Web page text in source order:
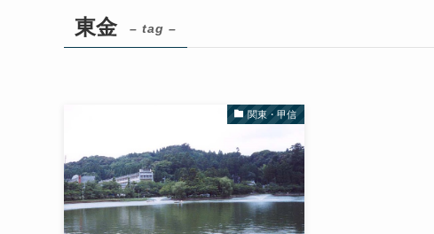
東金 – tag –
関東・甲信